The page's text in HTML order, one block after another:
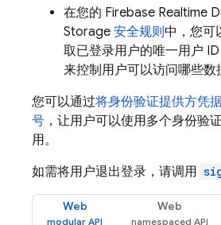
在您的 Firebase Realtime
Storage 安全规则中，您可
取已登录用户的唯一用户
来控制用户可以访问哪些数
您可以通过将身份验证提供方凭
号 ，让用户可以使用多个身份验
用。
如需将用户退出登录，请调用
Web Web